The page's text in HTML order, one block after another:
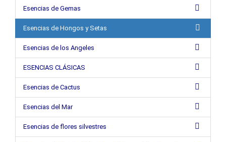
Esencias de Gemas
Esencias de Hongos y Setas
Esencias de los Angeles
ESENCIAS CLÁSICAS
Esencias de Cactus
Esencias del Mar
Esencias de flores silvestres